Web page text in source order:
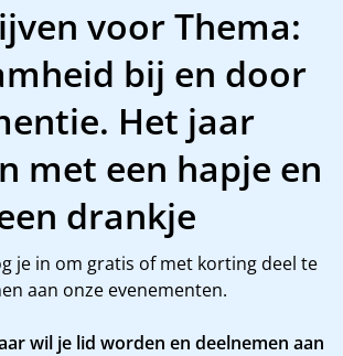
voor Thema:
bij en door
Het jaar
met een hapje en
drankje
je in om gratis of met korting deel te
aan onze evenementen.
wil je lid worden en deelnemen aan